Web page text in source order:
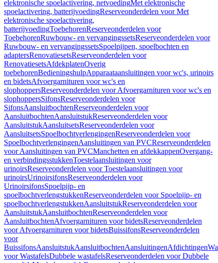
elektronische spoelactivering, netvoedingMet elektronische
spoelactivering, batterijvoedingReserveonderdelen voor Met
elektronische spoelactivering,
batterijvoedingToebehorenReserveonderdelen voor
ToebehorenRuwbouw- en vervangingssetsReserveonderdelen voor
Ruwbouw- en vervangingssetsSpoelpijpen, spoelbochten en
adaptersRenovatiesetsReserveonderdelen voor
RenovatiesetsAfdekplatenOverig
toebehorenBedieningshulpApparaataansluitingen voor wc's, urinoirs
en bidetsAfvoergarnituren voor wc's en
slophoppersReserveonderdelen voor Afvoergarnituren voor wc's en
slophoppersSifonsReserveonderdelen voor
SifonsAansluitbochtenReserveonderdelen voor
AansluitbochtenAansluitstukReserveonderdelen voor
AansluitstukAansluitsetsReserveonderdelen voor
AansluitsetsSpoelbochtverlengingenReserveonderdelen voor
SpoelbochtverlengingenAansluitingen van PVCReserveonderdelen
voor Aansluitingen van PVCManchetten en afdekkappenOvergang-
en verbindingsstukkenToestelaansluitingen voor
urinoirsReserveonderdelen voor Toestelaansluitingen voor
urinoirsUrinoirsifonsReserveonderdelen voor
UrinoirsifonsSpoelpijp- en
spoelbochtverlengstukkenReserveonderdelen voor Spoelpijp- en
spoelbochtverlengstukkenAansluitstukReserveonderdelen voor
AansluitstukAansluitbochtenReserveonderdelen voor
AansluitbochtenAfvoergarnituren voor bidetsReserveonderdelen
voor Afvoergarnituren voor bidetsBuissifonsReserveonderdelen
voor
BuissifonsAansluitstukAansluitbochtenAansluitingenAfdichtingen
voor WastafelsDubbele wastafelsReserveonderdelen voor Dubbele